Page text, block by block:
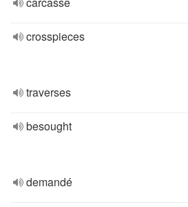
crosspieces
traverses
besought
demandé